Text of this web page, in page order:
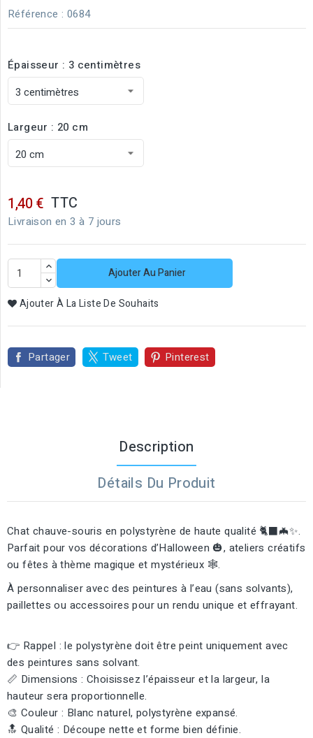
Référence : 0684
Épaisseur : 3 centimètres
Largeur : 20 cm
1,40 € TTC
Livraison en 3 à 7 jours
Ajouter Au Panier
Ajouter À La Liste De Souhaits
Partager Tweet Pinterest
Description
Détails Du Produit
Chat chauve-souris en polystyrène de haute qualité 🐈‍⬛🦇✨.
Parfait pour vos décorations d’Halloween 🎃, ateliers créatifs
ou fêtes à thème magique et mystérieux 🕸️.
À personnaliser avec des peintures à l’eau (sans solvants),
paillettes ou accessoires pour un rendu unique et effrayant.
👉 Rappel : le polystyrène doit être peint uniquement avec
des peintures sans solvant.
📏 Dimensions : Choisissez l’épaisseur et la largeur, la
hauteur sera proportionnelle.
🎨 Couleur : Blanc naturel, polystyrène expansé.
🔝 Qualité : Découpe nette et forme bien définie.